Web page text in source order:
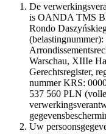
De
is OANDA TMS
Rondo
Warschau, XIIIe
Gerechtsregister,
nummer KRS:
537 560 PLN
Uw